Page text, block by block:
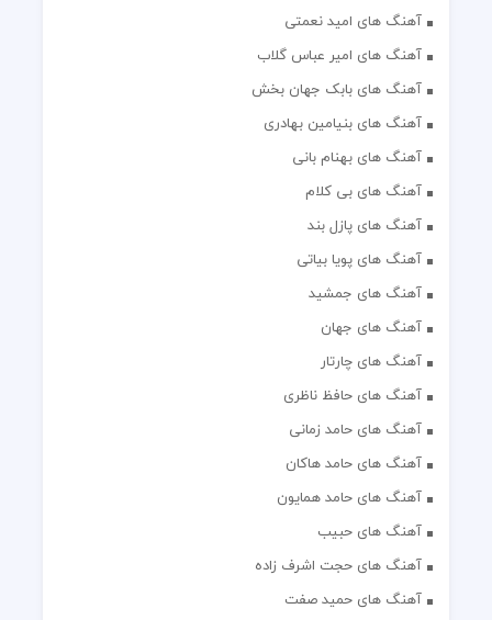
آهنگ های امید نعمتی
آهنگ های امیر عباس گلاب
آهنگ های بابک جهان بخش
آهنگ های بنیامین بهادری
آهنگ های بهنام بانی
آهنگ های بی کلام
آهنگ های پازل بند
آهنگ های پویا بیاتی
آهنگ های جمشید
آهنگ های جهان
آهنگ های چارتار
آهنگ های حافظ ناظری
آهنگ های حامد زمانی
آهنگ های حامد هاکان
آهنگ های حامد همایون
آهنگ های حبیب
آهنگ های حجت اشرف زاده
آهنگ های حمید صفت